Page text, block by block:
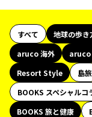
すべて 地球の歩き
aruco 海外
aruco
Resort Style
島旅
BOOKS スペシャルコ
BOOKS 旅と健康